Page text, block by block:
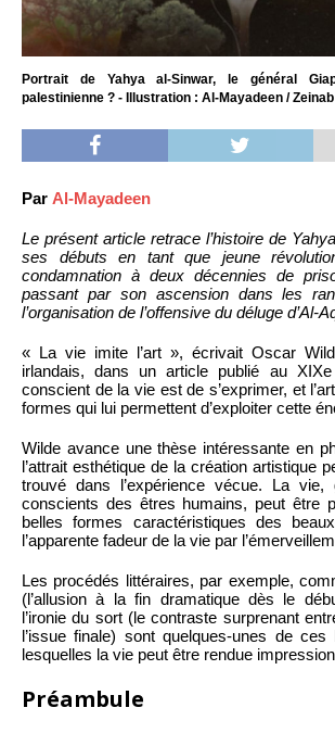
Portrait de Yahya al-Sinwar, le général
palestinienne ? - Illustration : Al-Mayadeen /
Par Al-Mayadeen
Le présent article retrace l’histoire de
ses débuts en tant que jeune
condamnation à deux décennies de
passant par son ascension dans les
l’organisation de l’offensive du déluge d’Al-
« La vie imite l’art », écrivait Oscar
irlandais, dans un article publié au
conscient de la vie est de s’exprimer, et
formes qui lui permettent d’exploiter cette
Wilde avance une thèse intéressante en
l’attrait esthétique de la création artistique
trouvé dans l’expérience vécue. La vie,
conscients des êtres humains, peut être
belles formes caractéristiques des
l’apparente fadeur de la vie par
Les procédés littéraires, par exemple,
(l’allusion à la fin dramatique dès le
l’ironie du sort (le contraste surprenant
l’issue finale) sont quelques-unes de
lesquelles la vie peut être rendue
Préambule